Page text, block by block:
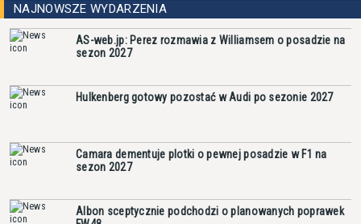
NAJNOWSZE WYDARZENIA
AS-web.jp: Perez rozmawia z Williamsem o posadzie na
sezon 2027
Hulkenberg gotowy pozostać w Audi po sezonie 2027
Camara dementuje plotki o pewnej posadzie w F1 na
sezon 2027
Albon sceptycznie podchodzi o planowanych poprawek